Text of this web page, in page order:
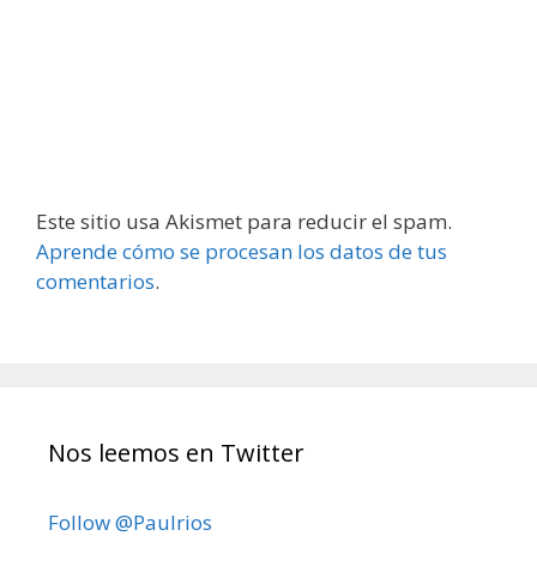
Este sitio usa Akismet para reducir el spam.
Aprende cómo se procesan los datos de tus
comentarios.
Nos leemos en Twitter
Follow @Paulrios